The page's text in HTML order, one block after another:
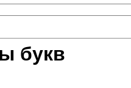
букв